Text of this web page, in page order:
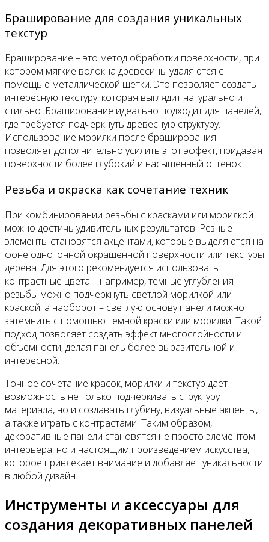
Браширование для создания уникальных
текстур
Браширование – это метод обработки поверхности, при
котором мягкие волокна древесины удаляются с
помощью металлической щетки. Это позволяет создать
интересную текстуру, которая выглядит натурально и
стильно. Браширование идеально подходит для панелей,
где требуется подчеркнуть древесную структуру.
Использование морилки после браширования
позволяет дополнительно усилить этот эффект, придавая
поверхности более глубокий и насыщенный оттенок.
Резьба и окраска как сочетание техник
При комбинировании резьбы с красками или морилкой
можно достичь удивительных результатов. Резные
элементы становятся акцентами, которые выделяются на
фоне однотонной окрашенной поверхности или текстуры
дерева. Для этого рекомендуется использовать
контрастные цвета – например, темные углубления
резьбы можно подчеркнуть светлой морилкой или
краской, а наоборот – светлую основу панели можно
затемнить с помощью темной краски или морилки. Такой
подход позволяет создать эффект многослойности и
объемности, делая панель более выразительной и
интересной.
Точное сочетание красок, морилки и текстур дает
возможность не только подчеркивать структуру
материала, но и создавать глубину, визуальные акценты,
а также играть с контрастами. Таким образом,
декоративные панели становятся не просто элементом
интерьера, но и настоящим произведением искусства,
которое привлекает внимание и добавляет уникальности
в любой дизайн.
Инструменты и аксессуары для
создания декоративных панелей